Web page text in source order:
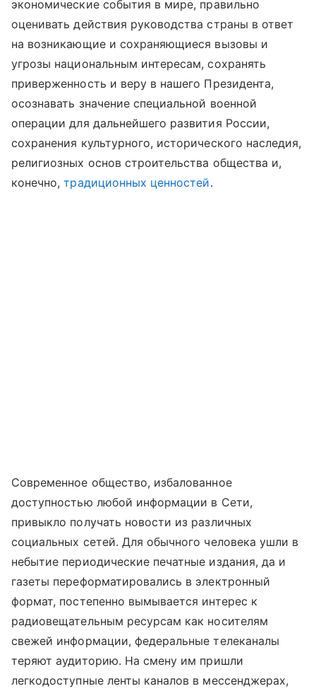
экономические события в мире, правильно
оценивать действия руководства страны в ответ
на возникающие и сохраняющиеся вызовы и
угрозы национальным интересам, сохранять
приверженность и веру в нашего Президента,
осознавать значение специальной военной
операции для дальнейшего развития России,
сохранения культурного, исторического наследия,
религиозных основ строительства общества и,
конечно,традиционных ценностей.
Современное общество, избалованное
доступностью любой информации в Сети,
привыкло получать новости из различных
социальных сетей. Для обычного человека ушли в
небытие периодические печатные издания, да и
газеты переформатировались в электронный
формат, постепенно вымывается интерес к
радиовещательным ресурсам как носителям
свежей информации, федеральные телеканалы
теряют аудиторию. На смену им пришли
легкодоступные ленты каналов в мессенджерах,